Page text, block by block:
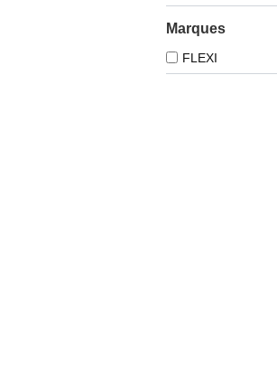
Marques
FLEXI